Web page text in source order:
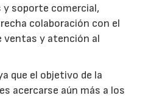
y soporte comercial,
colaboración con el
ventas y atención al
que el objetivo de la
acercarse aún más a los